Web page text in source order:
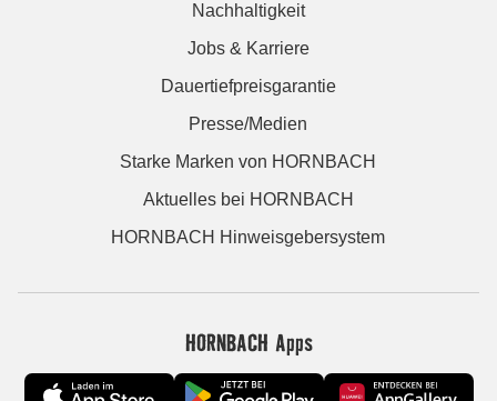
Nachhaltigkeit
Jobs & Karriere
Dauertiefpreisgarantie
Presse/Medien
Starke Marken von HORNBACH
Aktuelles bei HORNBACH
HORNBACH Hinweisgebersystem
HORNBACH Apps